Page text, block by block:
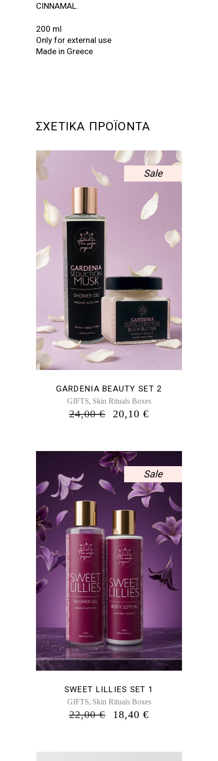
CINNAMAL.
200 ml
Only for external use
Made in Greece
ΣΧΕΤΙΚΆ ΠΡΟΪΌΝΤΑ
Sale
GARDENIA BEAUTY SET 2
GIFTS, Skin Rituals Boxes
24,00€
ORIGINAL
20,10€
Sale
SWEET LILLIES SET 1
GIFTS, Skin Rituals Boxes
22,00€
ORIGINAL
18,40€